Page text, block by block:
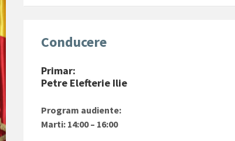
Conducere
Primar:
Petre Elefterie Ilie
Program audiente:
Marti: 14:00 – 16:00